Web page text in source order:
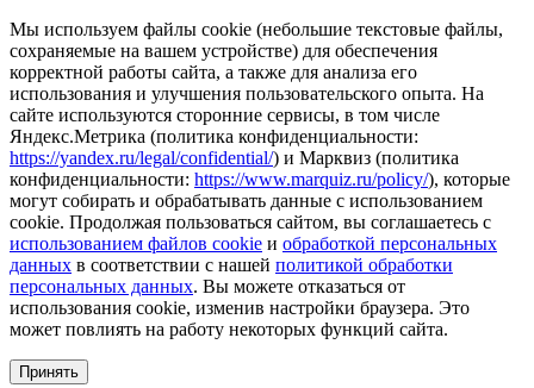
Мы используем файлы cookie (небольшие текстовые файлы,
сохраняемые на вашем устройстве) для обеспечения
корректной работы сайта, а также для анализа его
использования и улучшения пользовательского опыта. На
сайте используются сторонние сервисы, в том числе
Яндекс.Метрика (политика конфиденциальности:
https://yandex.ru/legal/confidential/) и Марквиз (политика
конфиденциальности: https://www.marquiz.ru/policy/), которые
могут собирать и обрабатывать данные с использованием
cookie. Продолжая пользоваться сайтом, вы соглашаетесь с
использованием файлов cookie и обработкой персональных
данных в соответствии с нашей политикой обработки
персональных данных. Вы можете отказаться от
использования cookie, изменив настройки браузера. Это
может повлиять на работу некоторых функций сайта.
Принять